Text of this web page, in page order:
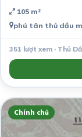
105 m²
phú tân thủ dầu
351 lượt xem · Thủ
Chính chủ